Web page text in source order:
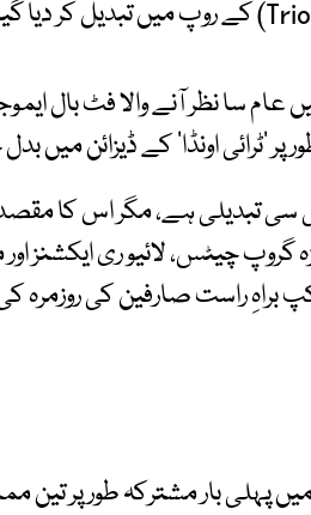
سا نظر آنے والا فٹ بال
’ٹرائی اونڈا‘ کے ڈیزائن میں
سی تبدیلی ہے، مگر اس کا
مزہ گروپ چیٹس، لائیو ری
براہِ راست صارفین کی روزمرہ
فیفا ورلڈ کپ 2026 تاریخ میں پہلی بار مشترکہ